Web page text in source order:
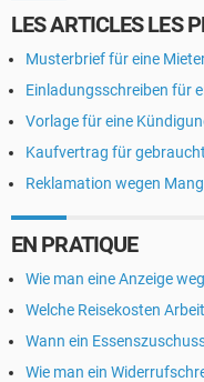
LES ARTICLES LES
Musterbrief für eine
Einladungsschreiben für
Vorlage für eine
Kaufvertrag für
Reklamation wegen
EN PRATIQUE
Wie man eine Anzeige
Welche Reisekosten
Wann ein
Wie man ein